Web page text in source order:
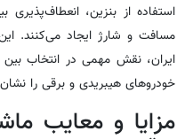
استفاده از بنزین، انعطاف‌پذیری
مسافت و شارژ ایجاد می‌کنند.
ایران، نقش مهمی در انتخاب
خودروهای هیبریدی و برقی را
مزایا و معایب